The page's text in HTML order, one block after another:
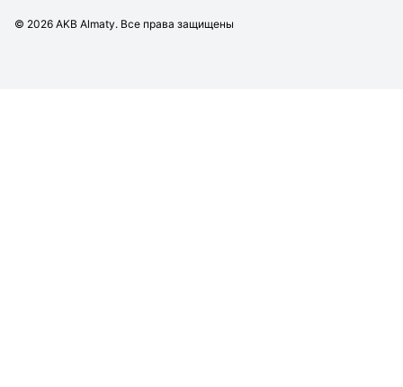
© 2026 AKB Almaty. Все права защищены